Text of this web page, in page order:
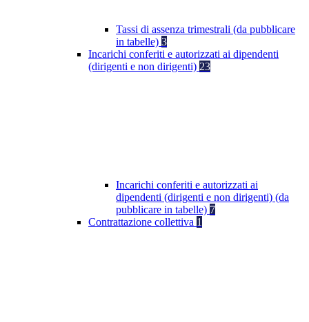
Tassi di assenza trimestrali (da pubblicare
in tabelle) 3
Incarichi conferiti e autorizzati ai dipendenti
(dirigenti e non dirigenti) 23
Incarichi conferiti e autorizzati ai
dipendenti (dirigenti e non dirigenti) (da
pubblicare in tabelle) 7
Contrattazione collettiva 1